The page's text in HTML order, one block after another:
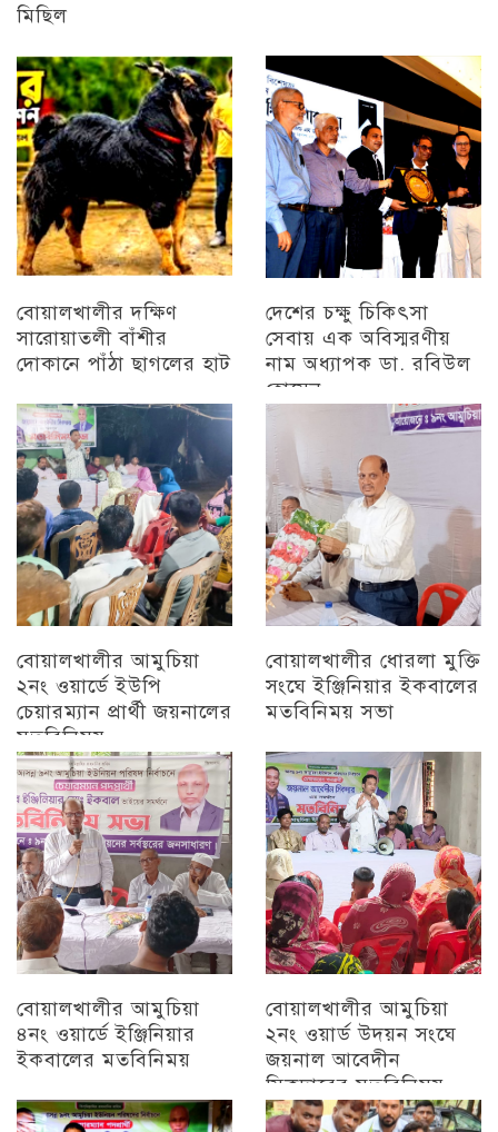
মিছিল
বোয়ালখালীর দক্ষিণ
সারোয়াতলী বাঁশীর
দোকানে পাঁঠা ছাগলের হাট
দেশের চক্ষু চিকিৎসা
সেবায় এক অবিস্মরণীয়
নাম অধ্যাপক ডা. রবিউল
হোসেন
বোয়ালখালীর আমুচিয়া
২নং ওয়ার্ডে ইউপি
চেয়ারম্যান প্রার্থী জয়নালের
মতবিনিময়
চট্টগ্রাম
বোয়ালখালীর ধোরলা মুক্তি
সংঘে ইঞ্জিনিয়ার ইকবালের
মতবিনিময় সভা
বোয়ালখালীর আমুচিয়া
৪নং ওয়ার্ডে ইঞ্জিনিয়ার
ইকবালের মতবিনিময়
বোয়ালখালীর আমুচিয়া
২নং ওয়ার্ড উদয়ন সংঘে
জয়নাল আবেদীন
সিকদারের মতবিনিময়
অন্যান্য